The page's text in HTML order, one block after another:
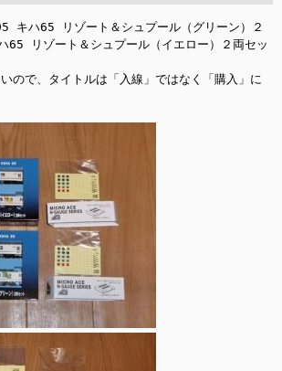
キハ65 リゾート＆シュプール（グリーン）２
65 リゾート＆シュプール（イエロー）２両セッ
いので、タイトルは「入線」ではなく「購入」に